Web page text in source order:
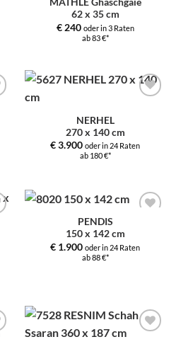
hinzufügen
MATHLE Ghaschgaie
62 x 35 cm
€240 oder in 3 Raten
ab 83 €*
NERHEL
270 x 140 cm
€3.900 oder in 24 Raten
ab 180 €*
Auswahl
hinzufügen
PENDIS
150 x 142 cm
€ 1.900 oder in 24 Raten
ab 88 €*